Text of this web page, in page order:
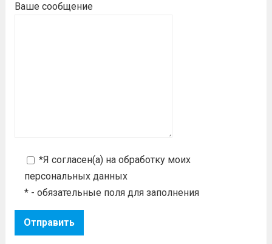
Ваше сообщение
*Я согласен(а) на обработку моих
персональных данных
* - обязательные поля для заполнения